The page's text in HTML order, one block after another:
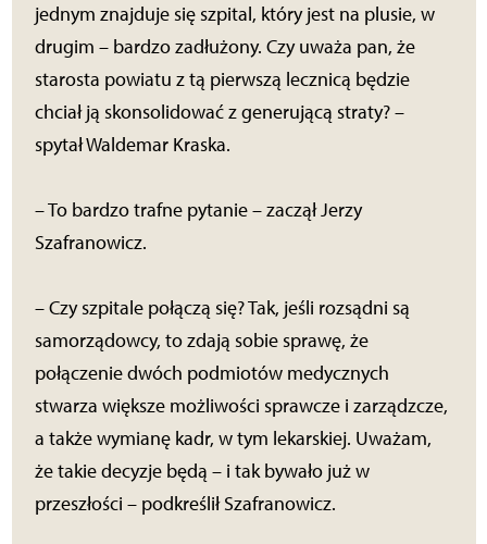
jednym znajduje się szpital, który jest na plusie, w
drugim – bardzo zadłużony. Czy uważa pan, że
starosta powiatu z tą pierwszą lecznicą będzie
chciał ją skonsolidować z generującą straty? –
spytał Waldemar Kraska.
– To bardzo trafne pytanie – zaczął Jerzy
Szafranowicz.
– Czy szpitale połączą się? Tak, jeśli rozsądni są
samorządowcy, to zdają sobie sprawę, że
połączenie dwóch podmiotów medycznych
stwarza większe możliwości sprawcze i zarządzcze,
a także wymianę kadr, w tym lekarskiej. Uważam,
że takie decyzje będą – i tak bywało już w
przeszłości – podkreślił Szafranowicz.